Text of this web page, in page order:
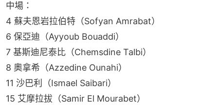
中場：
4 蘇夫恩岩拉伯特（Sofyan Amrabat）
6 保亞迪（Ayyoub Bouaddi）
7 基斯迪尼泰比（Chemsdine Talbi）
8 奧拿希（Azzedine Ounahi）
11 沙巴利（Ismael Saibari）
15 艾摩拉拔（Samir El Mourabet）